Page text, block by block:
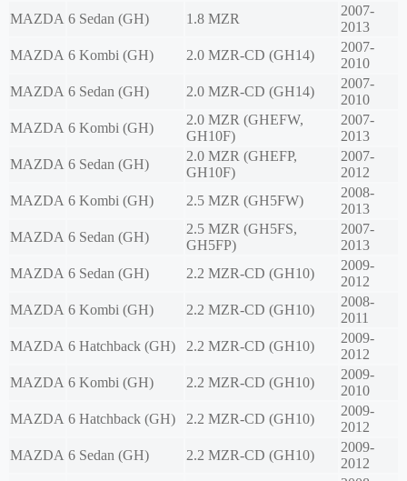
MAZDA 6 Sedan (GH) 1.8 MZR
2007-
2013
MAZDA 6 Kombi (GH) 2.0 MZR-CD (GH14)
2007-
2010
MAZDA 6 Sedan (GH) 2.0 MZR-CD (GH14)
2007-
2010
MAZDA 6 Kombi (GH)
2.0 MZR (GHEFW,
GH10F)
2007-
2013
MAZDA 6 Sedan (GH)
2.0 MZR (GHEFP,
GH10F)
2007-
2012
MAZDA 6 Kombi (GH) 2.5 MZR (GH5FW)
2008-
2013
MAZDA 6 Sedan (GH)
2.5 MZR (GH5FS,
GH5FP)
2007-
2013
MAZDA 6 Sedan (GH) 2.2 MZR-CD (GH10)
2009-
2012
MAZDA 6 Kombi (GH) 2.2 MZR-CD (GH10)
2008-
2011
MAZDA 6 Hatchback (GH) 2.2 MZR-CD (GH10)
2009-
2012
MAZDA 6 Kombi (GH) 2.2 MZR-CD (GH10)
2009-
2010
MAZDA 6 Hatchback (GH) 2.2 MZR-CD (GH10)
2009-
2012
MAZDA 6 Sedan (GH) 2.2 MZR-CD (GH10)
2009-
2012